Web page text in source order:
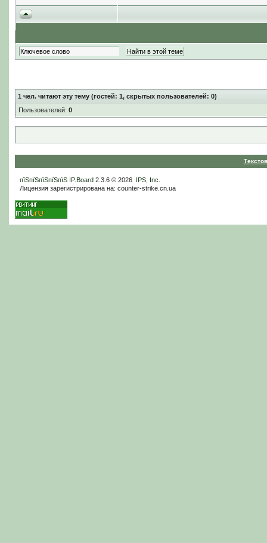
1 чел. читают эту тему (гостей: 1, скрытых пользователей: 0)
Пользователей: 0
пїЅпїЅпїЅпїЅпїЅ IP.Board2.3.6 © 2026 IPS, Inc
Лицензия зарегистрирована на: counter-strike.cn.ua